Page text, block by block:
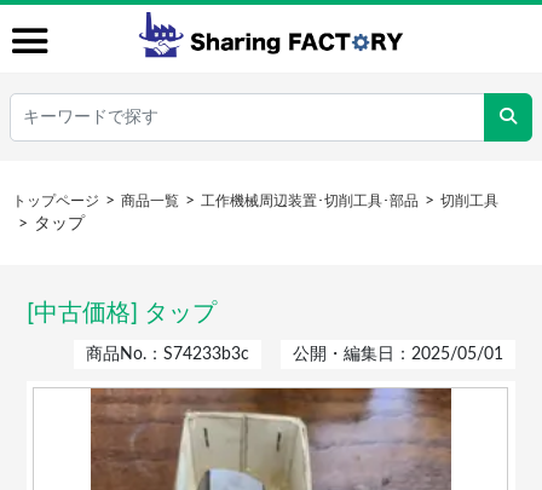
トップページ 商品一覧 工作機械周辺装置･切削工具･部品 切削工具
タップ
[中古価格] タップ
商品No.：S74233b3c 公開・編集日：2025/05/01